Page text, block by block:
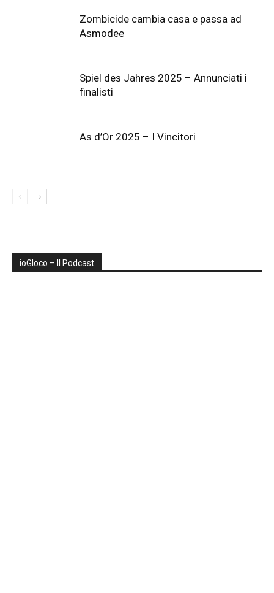
Zombicide cambia casa e passa ad
Asmodee
Spiel des Jahres 2025 – Annunciati i
finalisti
As d’Or 2025 – I Vincitori
ioGIoco – Il Podcast